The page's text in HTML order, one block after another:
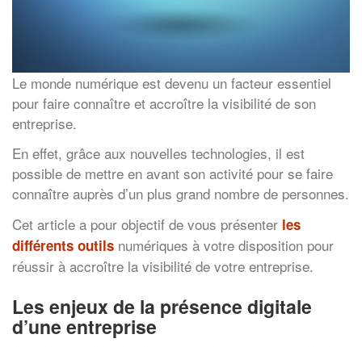
Le monde numérique est devenu un facteur essentiel
pour faire connaître et accroître la visibilité de son
entreprise.
En effet, grâce aux nouvelles technologies, il est
possible de mettre en avant son activité pour se faire
connaître auprès d’un plus grand nombre de personnes.
Cet article a pour objectif de vous présenter les
différents outils numériques à votre disposition pour
réussir à accroître la visibilité de votre entreprise.
Les enjeux de la présence digitale
d’une entreprise